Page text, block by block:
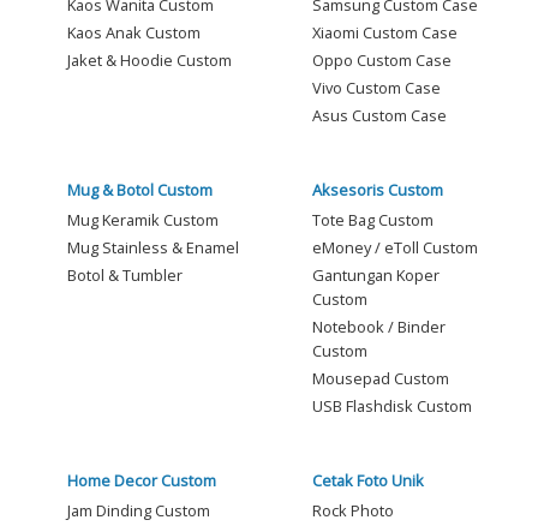
Kaos Wanita Custom
Kaos Anak Custom
Jaket & Hoodie Custom
Samsung Custom Case
Xiaomi Custom Case
Oppo Custom Case
Vivo Custom Case
Asus Custom Case
Mug & Botol Custom
Mug Keramik Custom
Mug Stainless & Enamel
Botol & Tumbler
Aksesoris Custom
Tote Bag Custom
eMoney / eToll Custom
Gantungan Koper
Custom
Notebook / Binder
Custom
Mousepad Custom
USB Flashdisk Custom
Home Decor Custom
Jam Dinding Custom
Cetak Foto Unik
Rock Photo